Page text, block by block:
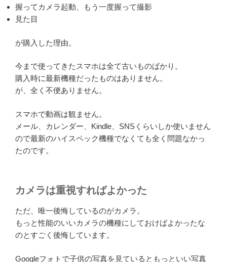
握ってカメラ起動、もう一度握って撮影
見た目
が購入した理由。
今まで使ってきたスマホは全て古いものばかり。
購入時に最新機種だったものはありません。
が、全く不便ありません。
スマホで動画は観ません。
メール、カレンダー、Kindle、SNSくらいしか使いません
ので最新のハイスペック機種でなくても全く問題なかっ
たのです。
カメラは重視すればよかった
ただ、唯一後悔しているのがカメラ。
もっと性能のいいカメラの機種にしておけばよかったな
のとすごく後悔しています。
Googleフォトで子供の写真を見ているともっといい写真